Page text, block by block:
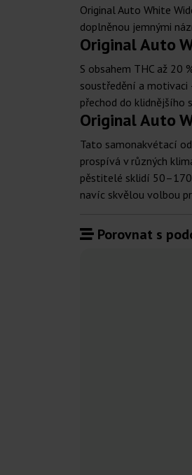
Original Auto White
doplněnou jemnými
Original Auto
S obsahem THC až 20
soustředění a motivaci
přechod do klidnějšího
Original Auto
Tato samonakvétací
prospívá v různých
pěstitelé sklidí 50–170
navíc skvělou volbou
Porovnat s